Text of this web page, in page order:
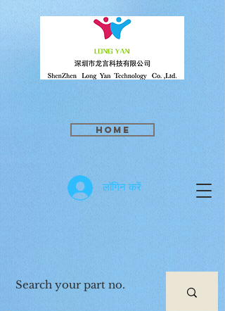
Home
लॉगिन करें